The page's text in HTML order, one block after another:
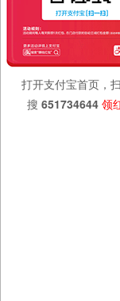
打开支付宝首页，
搜 651734644 领